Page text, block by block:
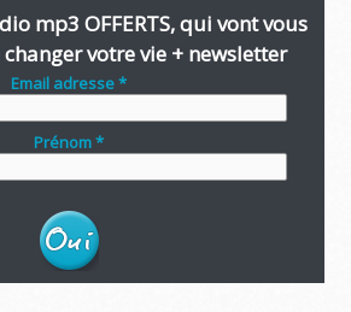
mp3 OFFERTS, qui vont vous
votre vie + newsletter
Email adresse *
Prénom *